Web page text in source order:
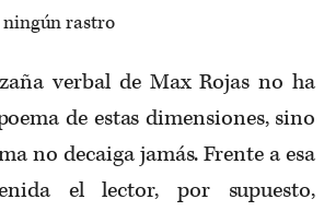
rastro
verbal de Max Rojas no ha
de estas dimensiones, sino
no decaiga jamás. Frente a esa
el lector, por supuesto,